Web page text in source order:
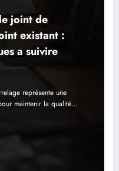
joint de
existant :
a suivire
représente une
maintenir la qualité…